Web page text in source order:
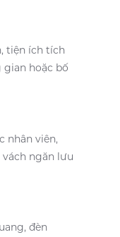
tiện ích tích
hoặc bố
nhân viên,
ngăn lưu
đèn